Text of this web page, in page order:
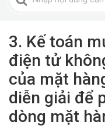
kiếm
3. Kế toán
điện tử
của mặt
diễn giải để
dòng mặt